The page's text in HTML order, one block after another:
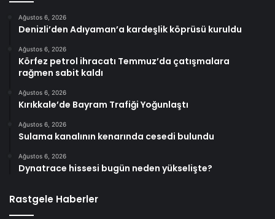
Ağustos 6, 2026
Denizli’den Adıyaman’a kardeşlik köprüsü kuruldu
Ağustos 6, 2026
Körfez petrol ihracatı Temmuz’da çatışmalara
rağmen sabit kaldı
Ağustos 6, 2026
Kırıkkale’de Bayram Trafiği Yoğunlaştı
Ağustos 6, 2026
Sulama kanalının kenarında cesedi bulundu
Ağustos 6, 2026
Dynatrace hissesi bugün neden yükselişte?
Rastgele Haberler